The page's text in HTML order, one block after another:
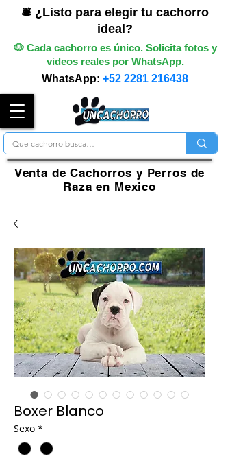
🛎️ ¿Listo para elegir tu cachorro
ideal?
🐶 Cada cachorro es único. Solicita fotos y
videos reales por WhatsApp.
WhatsApp: +52 2281 216438
Venta de Cachorros y Perros de
Raza en Mexico
Boxer Blanco
Sexo *